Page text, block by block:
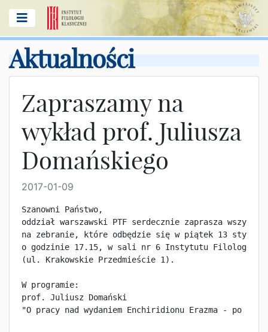
Aktualności
Zapraszamy na
wykład prof. Juliusza
Domańskiego
2017-01-09
Szanowni Państwo,
oddział warszawski PTF serdecznie zaprasza
na zebranie, które odbędzie się w piątek 13
o godzinie 17.15, w sali nr 6 Instytutu Filologii
(ul. Krakowskie Przedmieście 1).
W programie:
prof. Juliusz Domański
"O pracy nad wydaniem Enchiridionu Erazma - po